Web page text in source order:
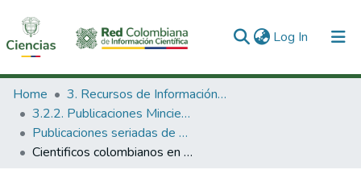
Log In (current)
Communities & Collections
All of DSpace
Statistics
Home
3. Recursos de Información Científica y Tecnológica
3.2.2. Publicaciones Minciencias
Publicaciones seriadas de Minciencias
Cientificos colombianos en el exterior: Nuevo mensaje